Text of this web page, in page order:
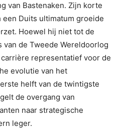
van Bastenaken. Zijn korte
Duits ultimatum groeide
Hoewel hij niet tot de
de Tweede Wereldoorlog
representatief voor de
evolutie van het
helft van de twintigste
de overgang van
naar strategische
leger.